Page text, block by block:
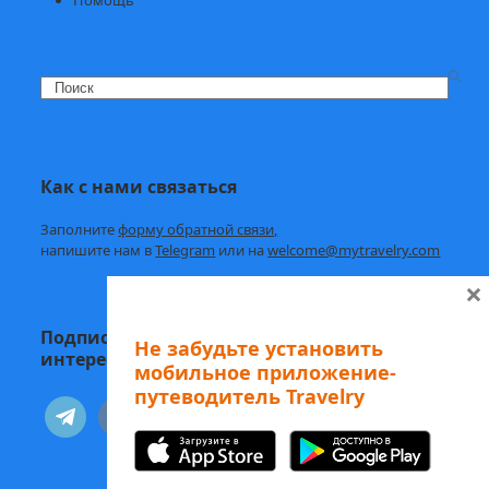
Search
Как с нами связаться
Заполнитеформу обратной связи,
напишите нам вTelegram или наwelcome@mytravelry.com
Подписывайтесь на Travelry — с нами
интересно и полезно!
telegramvkontakte
Не забудьте установить
мобильное приложение-
путеводитель Travelry
×